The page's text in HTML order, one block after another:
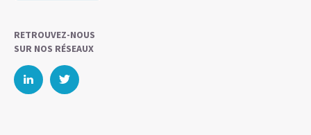
RETROUVEZ-NOUS
SUR NOS RÉSEAUX